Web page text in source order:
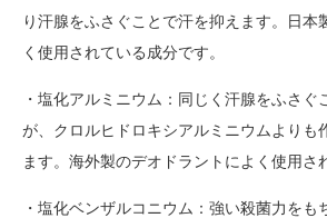
り汗腺をふさぐことで汗を抑えます。日本
く使用されている成分です。
・塩化アルミニウム：同じく汗腺をふさぐ
が、クロルヒドロキシアルミニウムよりも
ます。海外製のデオドラントによく使用さ
・塩化ベンザルコニウム：強い殺菌力をも